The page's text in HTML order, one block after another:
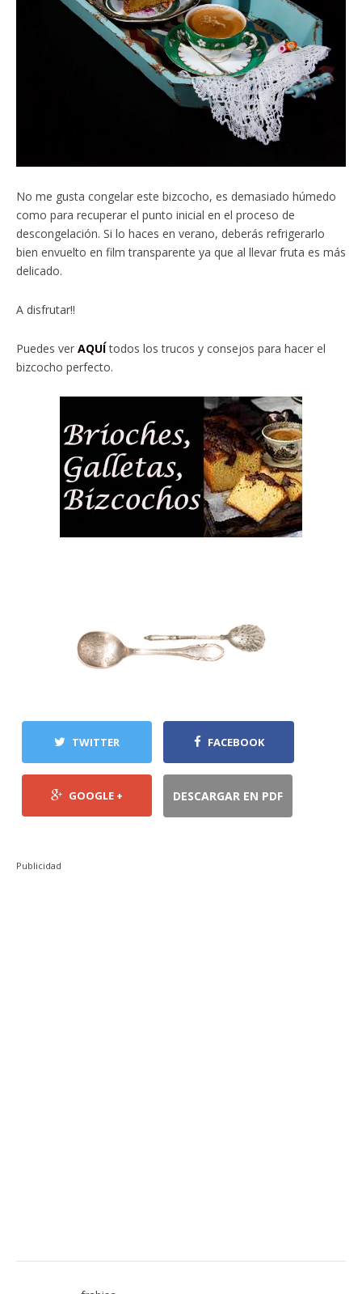
No me gusta congelar este bizcocho, es demasiado húmedo
como para recuperar el punto inicial en el proceso de
descongelación. Si lo haces en verano, deberás refrigerarlo
bien envuelto en film transparente ya que al llevar fruta es más
delicado.
A disfrutar!!
Puedes ver AQUÍtodos los trucos y consejos para hacer el
bizcocho perfecto.
TWITTER FACEBOOK
GOOGLE + DESCARGAR EN PDF
Publicidad